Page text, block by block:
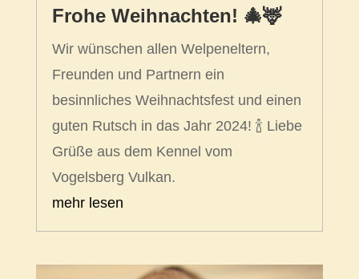
Frohe Weihnachten! 🎄🦌
Wir wünschen allen Welpeneltern,
Freunden und Partnern ein
besinnliches Weihnachtsfest und einen
guten Rutsch in das Jahr 2024! 🍾 Liebe
Grüße aus dem Kennel vom
Vogelsberg Vulkan.
mehr lesen